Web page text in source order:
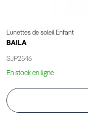
Lunettes de soleil Enfant
BAILA
SJP2546
En stock en ligne